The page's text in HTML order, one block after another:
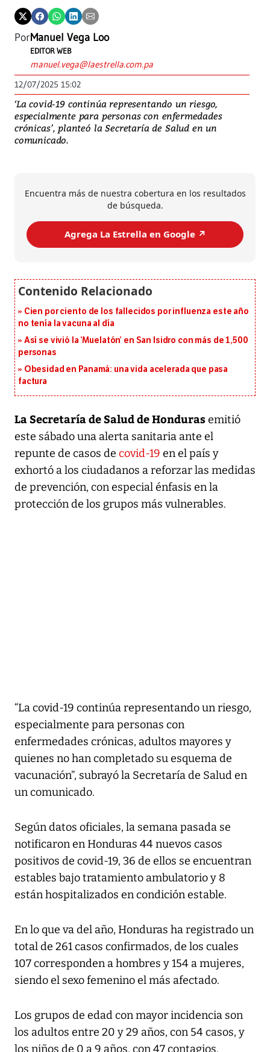
PorManuel Vega Loo
EDITOR WEB
manuel.vega@laestrella.com.pa
12/07/2025 15:02
‘La covid-19 continúa representando un riesgo,
especialmente para personas con enfermedades
crónicas’, planteó la Secretaría de Salud en un
comunicado.
Encuentra más de nuestra cobertura en los resultados
de búsqueda.
Agrega La Estrella en Google ↗️
Cien por ciento de los fallecidos por influenza este año
no tenía la vacuna al día
Así se vivió la ‘Muelatón’ en San Isidro con más de 1,500
personas
Obesidad en Panamá: una vida acelerada que pasa
factura
La Secretaría de Salud de Hondurasemitió
este sábado una alerta sanitaria ante el
repunte de casos de covid-19 en el país y
exhortó a los ciudadanos a reforzar las medidas
de prevención, con especial énfasis en la
protección de los grupos más vulnerables.
“La covid-19 continúa representando un riesgo,
especialmente para personas con
enfermedades crónicas, adultos mayores y
quienes no han completado su esquema de
vacunación”, subrayó la Secretaría de Salud en
un comunicado.
Según datos oficiales, la semana pasada se
notificaron en Honduras 44 nuevos casos
positivos de covid-19, 36 de ellos se encuentran
estables bajo tratamiento ambulatorio y 8
están hospitalizados en condición estable.
En lo que va del año, Honduras ha registrado un
total de 261 casos confirmados, de los cuales
107 corresponden a hombres y 154 a mujeres,
siendo el sexo femenino el más afectado.
Los grupos de edad con mayor incidencia son
los adultos entre 20 y 29 años, con 54 casos, y
los niños de 0 a 9 años, con 47 contagios.